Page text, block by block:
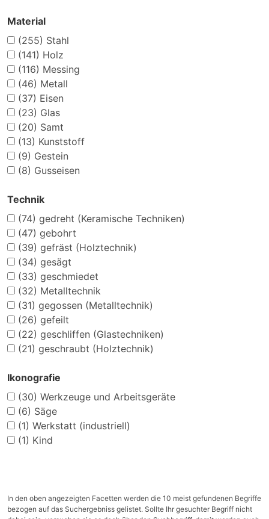
Material
(255) Stahl
(141) Holz
(116) Messing
(46) Metall
(37) Eisen
(23) Glas
(20) Samt
(13) Kunststoff
(9) Gestein
(8) Gusseisen
Technik
(74) gedreht (Keramische Techniken)
(47) gebohrt
(39) gefräst (Holztechnik)
(34) gesägt
(33) geschmiedet
(32) Metalltechnik
(31) gegossen (Metalltechnik)
(26) gefeilt
(22) geschliffen (Glastechniken)
(21) geschraubt (Holztechnik)
Ikonografie
(30) Werkzeuge und Arbeitsgeräte
(6) Säge
(1) Werkstatt (industriell)
(1) Kind
In den oben angezeigten Facetten werden die 10 meist gefundenen Begriffe
bezogen auf das Suchergebniss gelistet. Sollte Ihr gesuchter Begriff nicht